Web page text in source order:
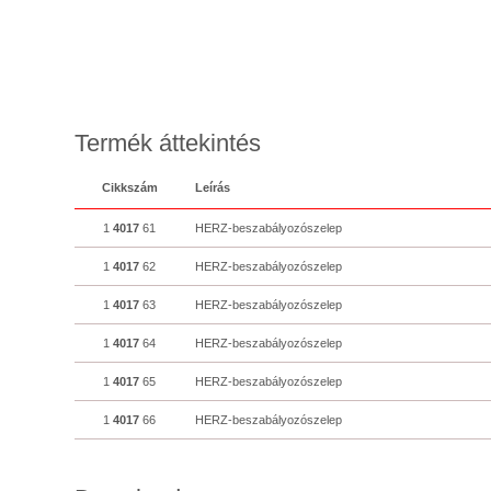
Termék áttekintés
Cikkszám Leírás
1 4017 61 HERZ-beszabályozószelep
1 4017 62 HERZ-beszabályozószelep
1 4017 63 HERZ-beszabályozószelep
1 4017 64 HERZ-beszabályozószelep
1 4017 65 HERZ-beszabályozószelep
1 4017 66 HERZ-beszabályozószelep